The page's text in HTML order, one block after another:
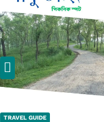
TRAVEL GUIDE